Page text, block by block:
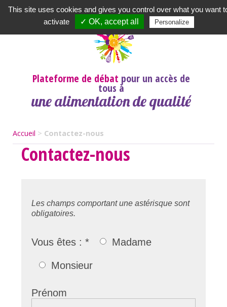
Plateforme de débat pour un accès de
tous à
une alimentation de qualité
Accueil > Contactez-nous
Contactez-nous
Les champs comportant une astérisque sont
obligatoires.
Vous êtes : * Madame
Monsieur
Prénom
Newsletter|A propos|Contact| | |
This site uses cookies and gives you control over what you want
activate
✓ OK, accept all Personalize